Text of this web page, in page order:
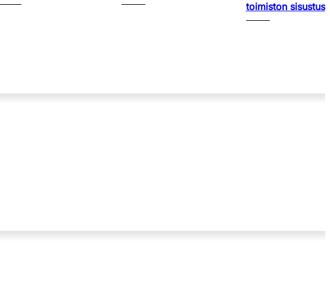
toimiston sisustus